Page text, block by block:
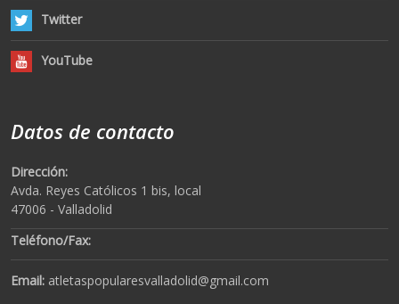
Twitter
YouTube
Datos de contacto
Dirección:
Avda. Reyes Católicos 1 bis, local
47006 - Valladolid
Teléfono/Fax:
Email: atletaspopularesvalladolid@gmail.com